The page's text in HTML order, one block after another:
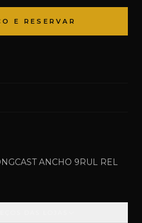
E RESERVAR
ANCHO 9RUL REL